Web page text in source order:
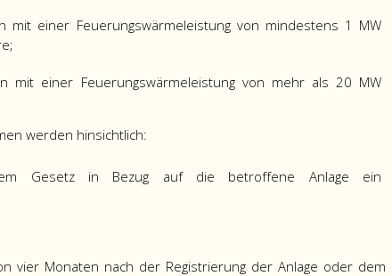
mit einer Feuerungswärmeleistung von mindestens 1 MW
mit einer Feuerungswärmeleistung von mehr als 20 MW
werden hinsichtlich:
Gesetz in Bezug auf die betroffene Anlage ein
vier Monaten nach der Registrierung der Anlage oder dem